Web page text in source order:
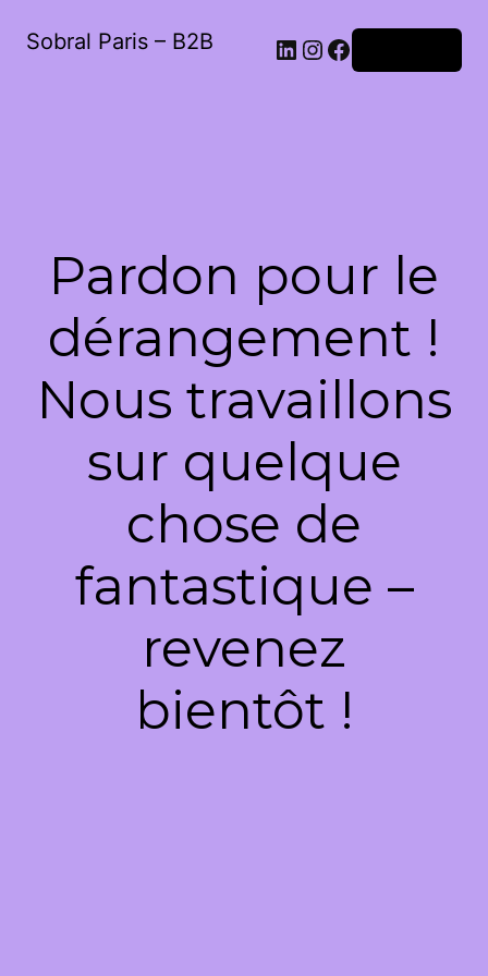
Sobral Paris – B2B LinkedIn
Instagram
Facebook
Pardon pour le
dérangement !
Nous travaillons
sur quelque
chose de
fantastique –
revenez
bientôt !